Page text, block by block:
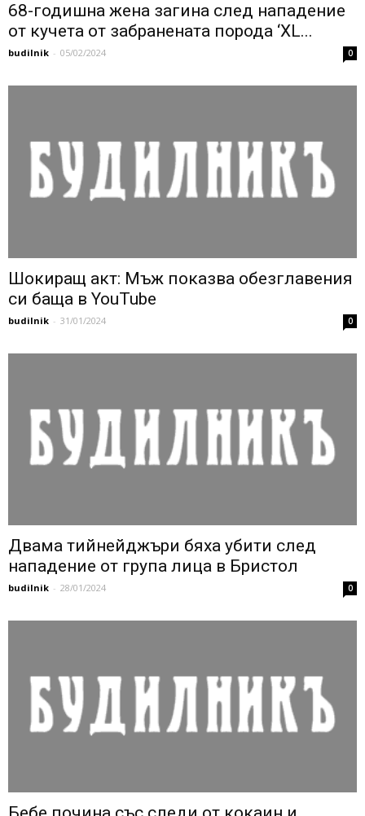
68-годишна жена загина след нападение
от кучета от забранената порода ‘XL...
budilnik - 05/02/2024 0
Шокиращ акт: Мъж показва обезглавения
си баща в YouTube
budilnik - 31/01/2024 0
Двама тийнейджъри бяха убити след
нападение от група лица в Бристол
budilnik - 28/01/2024 0